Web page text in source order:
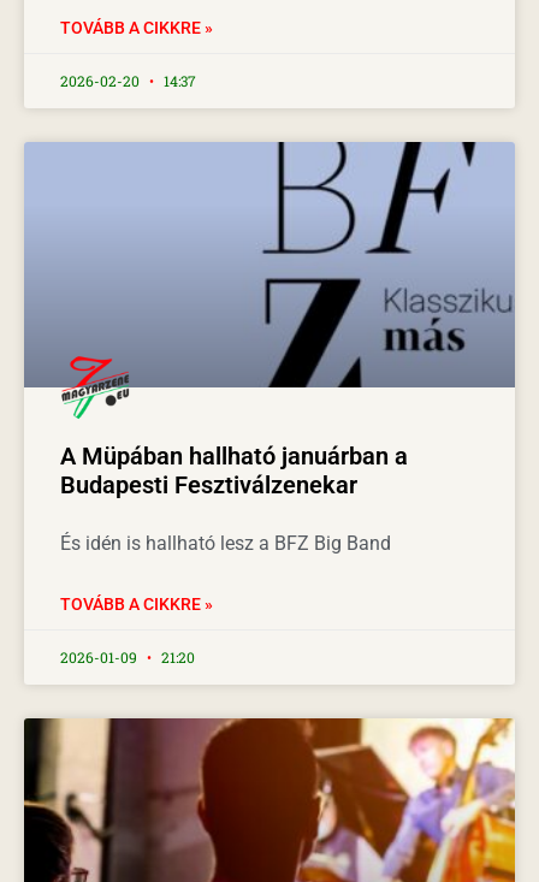
TOVÁBB A CIKKRE »
2026-02-20 14:37
A Müpában hallható januárban a
Budapesti Fesztiválzenekar
És idén is hallható lesz a BFZ Big Band
TOVÁBB A CIKKRE »
2026-01-09 21:20